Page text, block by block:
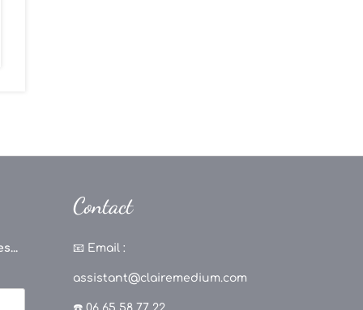
Contact
📧 Email :
assistant@clairemedium.com